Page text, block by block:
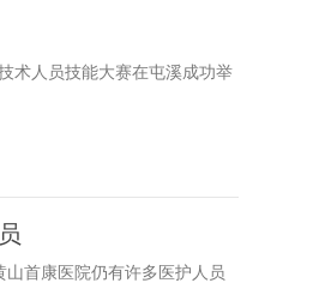
术人员技能大赛在屯溪成功举
首康医院仍有许多医护人员